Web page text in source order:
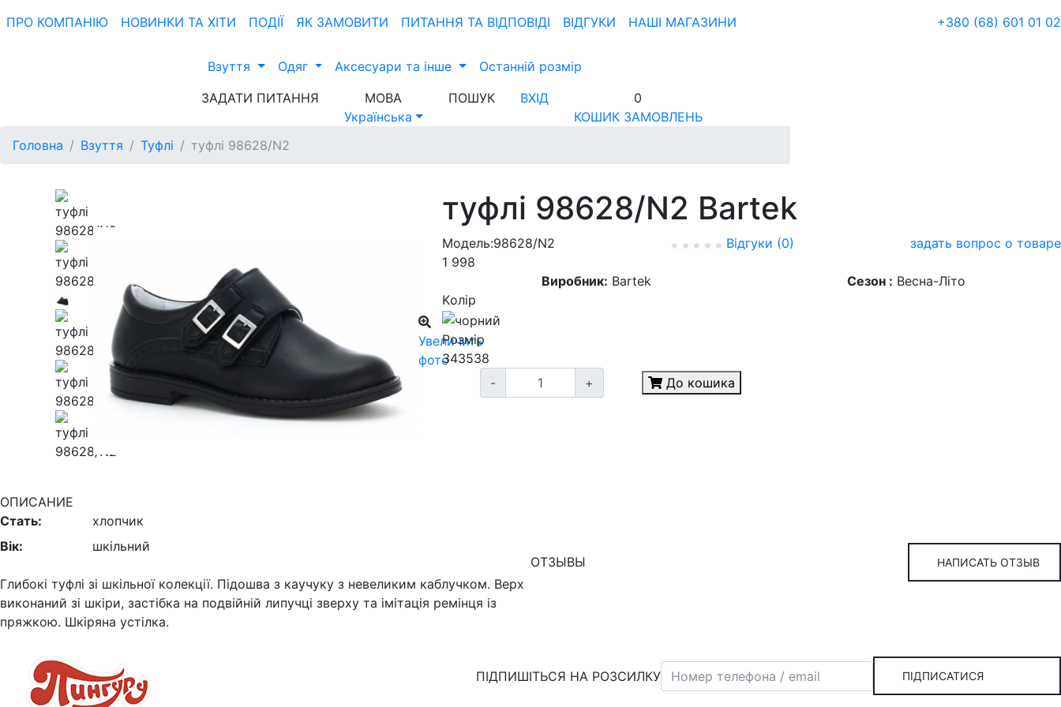
ПРО КОМПАНIЮ НОВИНКИ ТА ХIТИ ПОДІЇ ЯК ЗАМОВИТИ ПИТАННЯ ТА ВIДПОВIДI ВІДГУКИ НАШІ МАГАЗИНИ +380 (68) 601 01 02
Взуття Одяг Аксесуари та інше
Останній розмір
ЗАДАТИ ПИТАННЯ
МОВА
Українська
ПОШУК ВХІД
0
КОШИК ЗАМОВЛЕНЬ
Головна
Взуття Туфлі туфлі 98628/N2
Увеличить
фото
туфлі 98628/N2 Bartek
Модель:98628/N2 Відгуки (0)
задать вопрос о товаре
1 998
Виробник: Bartek Сезон : Весна-Літо
Kолір
Розмір
343538
-
+ До кошика
ОПИСАНИЕ
Стать:
хлопчик
Вік:
шкільний
Глибокі туфлі зі шкільної колекції. Підошва з каучуку з невеликим каблучком. Верх
виконаний зі шкіри, застібка на подвійній липучці зверху та імітація ремінця із
пряжкою. Шкіряна устілка.
ОТЗЫВЫ НАПИСАТЬ ОТЗЫВ
ПІДПИШІТЬСЯ НА РОЗСИЛКУ ПІДПИСАТИСЯ